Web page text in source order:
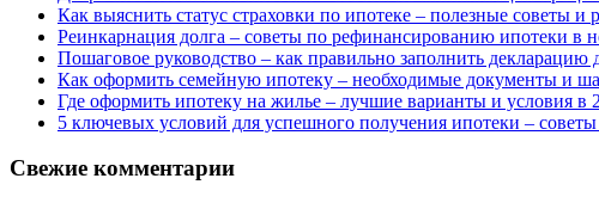
Как выяснить статус страховки по ипотеке – полезные советы и
Реинкарнация долга – советы по рефинансированию ипотеки в
Пошаговое руководство – как правильно заполнить
Как оформить семейную ипотеку – необходимые документы и
Где оформить ипотеку на жилье – лучшие варианты и условия в
5 ключевых условий для успешного получения ипотеки –
Свежие комментарии